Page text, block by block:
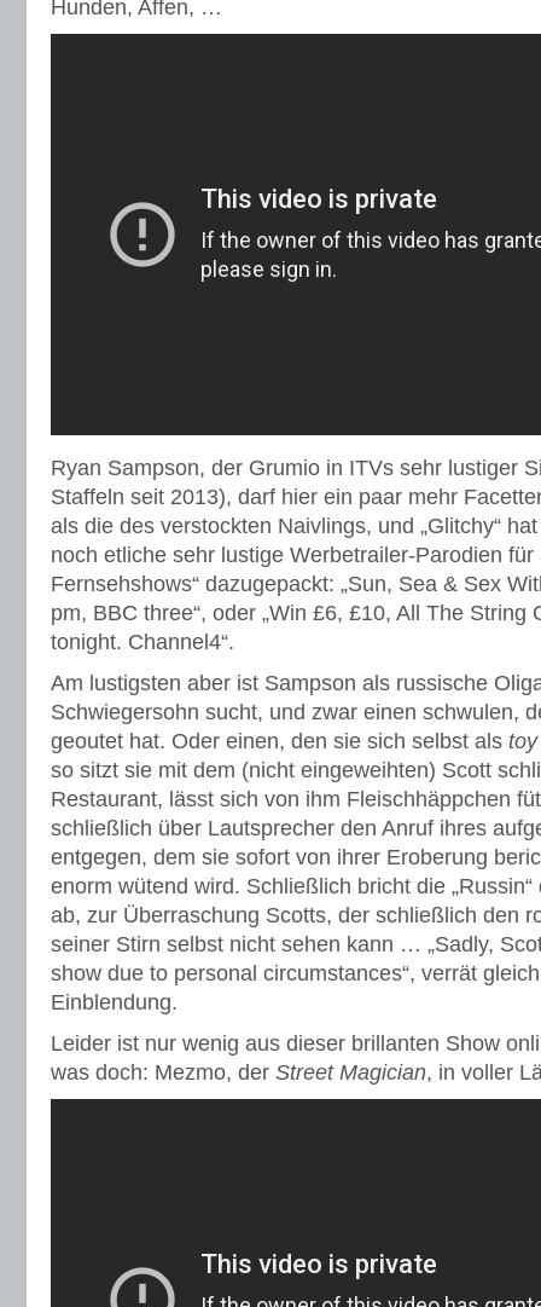
Hunden, Affen, …
Ryan Sampson, der Grumio in ITVs sehr lustiger
Staffeln seit 2013), darf hier ein paar mehr
als die des verstockten Naivlings, und „Glitchy“
noch etliche sehr lustige Werbetrailer-Parodien für
Fernsehshows“ dazugepackt: „Sun, Sea & Sex
pm, BBC three“, oder „Win £6, £10, All The
tonight. Channel4“.
Am lustigsten aber ist Sampson als russische
Schwiegersohn sucht, und zwar einen schwulen,
geoutet hat. Oder einen, den sie sich selbst als
so sitzt sie mit dem (nicht eingeweihten) Scott
Restaurant, lässt sich von ihm Fleischhäppchen
schließlich über Lautsprecher den Anruf ihres
entgegen, dem sie sofort von ihrer Eroberung
enorm wütend wird. Schließlich bricht die
ab, zur Überraschung Scotts, der schließlich den
seiner Stirn selbst nicht sehen kann … „Sadly,
show due to personal circumstances“, verrät
Einblendung.
Leider ist nur wenig aus dieser brillanten Show
was doch: Mezmo, der Street Magician, in voller